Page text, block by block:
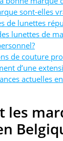
sont-elles
de lunettes
lunettes de
de couture
d’une
actuelles
les